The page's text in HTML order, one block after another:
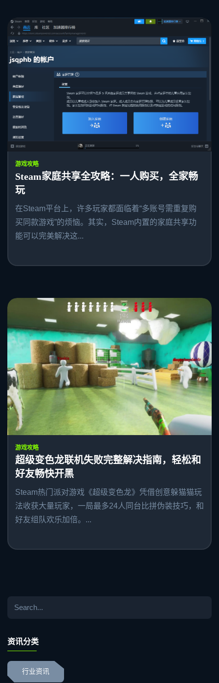
游戏攻略
Steam家庭共享全攻略：一人购买，全家畅
玩
在Steam平台上，许多玩家都面临着“多账号需重复购
买同款游戏”的烦恼。其实，Steam内置的家庭共享功
能可以完美解决这...
游戏攻略
超级变色龙联机失败完整解决指南，轻松和
好友畅快开黑
Steam热门派对游戏《超级变色龙》凭借创意躲猫猫玩
法收获大量玩家，一局最多24人同台比拼伪装技巧，和
好友组队欢乐加倍。...
资讯分类
行业资讯